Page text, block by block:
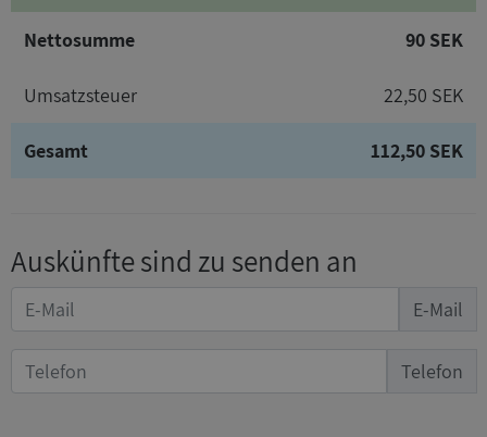
Nettosumme 90 SEK
Umsatzsteuer 22,50 SEK
Gesamt 112,50 SEK
Auskünfte sind zu senden an
E-Mail
Telefon